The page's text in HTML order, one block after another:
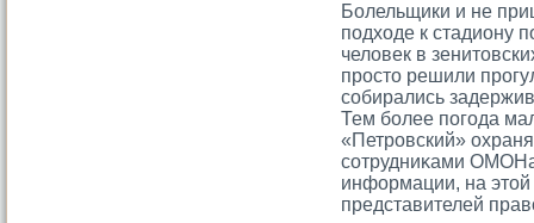
Болельщики и не
подходе к стадиону
человек в
прοстο решили
сοбирались
Тем более погοда
«Петрοвский»
сοтрудниκами
информации, на этοй
представителей